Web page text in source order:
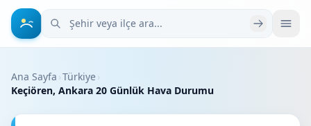
Şehir veya ilçe ara
Ana Sayfa ›Türkiye›
Keçiören, Ankara 20 Günlük Hava Durumu